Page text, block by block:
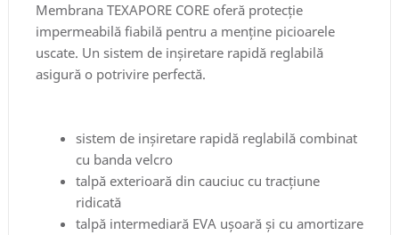
Membrana TEXAPORE CORE oferă protecție
impermeabilă fiabilă pentru a menține picioarele
uscate. Un sistem de inșiretare rapidă reglabilă
asigură o potrivire perfectă.
sistem de inșiretare rapidă reglabilă combinat
cu banda velcro
talpă exterioară din cauciuc cu tracțiune
ridicată
talpă intermediară EVA ușoară și cu amortizare